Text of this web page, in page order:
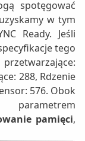
spotęgować
w tym
Ready. Jeśli
tego
288, Rdzenie
576. Obok
parametrem
pamięci,